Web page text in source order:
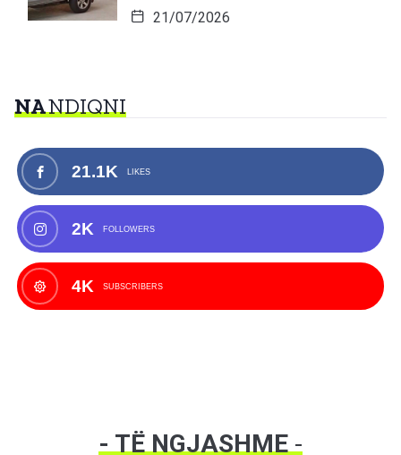
21/07/2026
NANDIQNI
21.1K LIKES
2K FOLLOWERS
4K SUBSCRIBERS
- TË NGJASHME-